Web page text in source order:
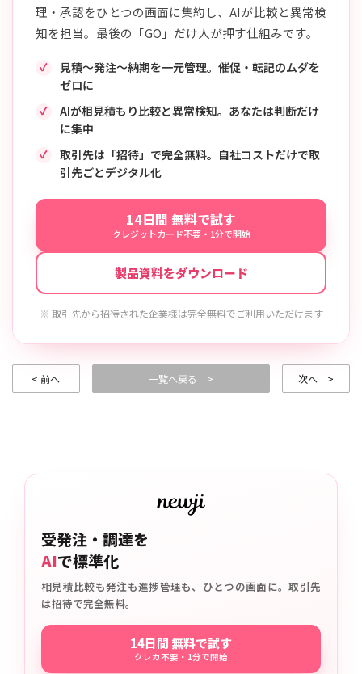
理・承認をひとつの画面に集約し、AIが比較と異常検
知を担当。最後の「GO」だけ人が押す仕組みです。
見積〜発注〜納期を一元管理。催促・転記のムダを
ゼロに
AIが相見積もり比較と異常検知。あなたは判断だけ
に集中
取引先は「招待」で完全無料。自社コストだけで取
引先ごとデジタル化
14日間 無料で試す
クレジットカード不要・1分で開始
製品資料をダウンロード
※ 取引先から招待された企業様は完全無料でご利用いただけます
< 前へ 一覧へ戻る > 次へ >
受発注・調達を
AIで標準化
相見積比較も発注も進捗管理も、ひとつの画面に。取引先
は招待で完全無料。
14日間 無料で試す
クレカ不要・1分で開始